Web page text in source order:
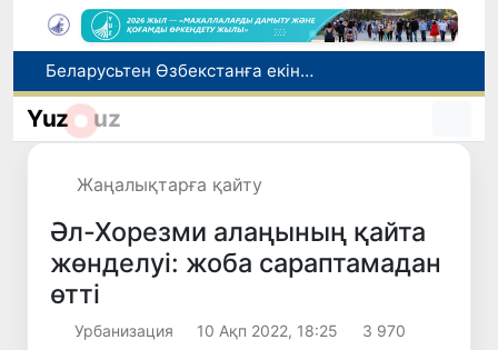
Адам саудасынан зардап шеккен азаматтар әлеуметтік қызметтермен қамтылады
Тарихи күн: Өзбекстанның «Самарқант-2028» жасанды серігі орбитаға сәтті шығарылды
Yuz uz
Жаңалықтарға қайту
Әл-Хорезми алаңының қайта
жөнделуі: жоба сараптамадан
өтті
Урбанизация 10 Ақп 2022, 18:25 3 970